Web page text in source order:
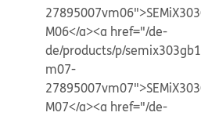
M06</a><a href="/de-
de/products/p/
m07-
M07</a><a href="/de-